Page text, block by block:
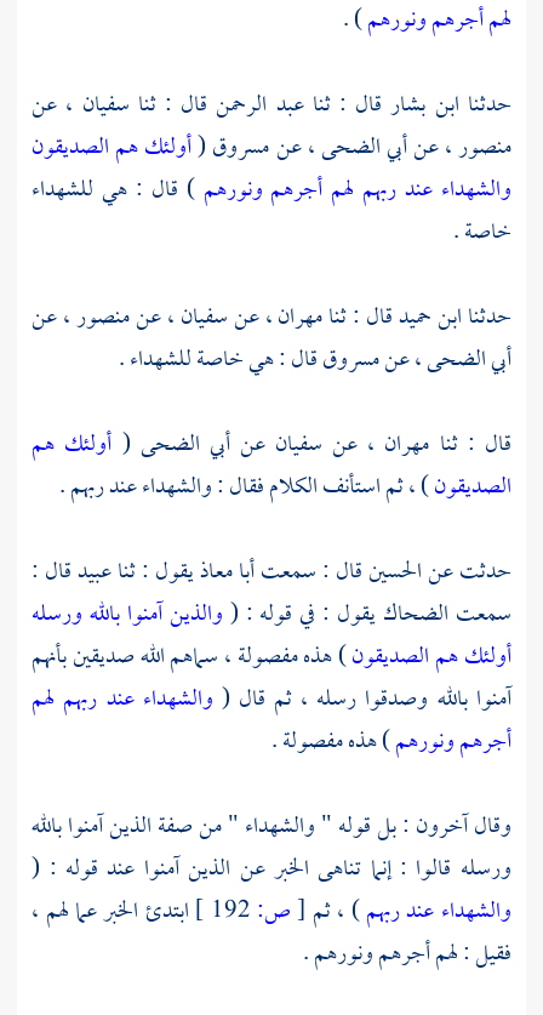
لهم أجرهم ونورهم) .
حدثنا ابن بشار قال : ثناعبد الرحمن قال : ثنا سفيان ، عن
منصور، عنأبي الضحى، عنمسروق(أولئك هم الصديقون
والشهداء عند ربهم لهم أجرهم ونورهم) قال : هي للشهداء
خاصة .
حدثناابن حميدقال : ثنامهران، عنسفيان، عنمنصور، عن
أبي الضحى، عنمسروققال : هي خاصة للشهداء .
قال : ثنا مهران ، عن سفيانعنأبي الضحى ( أولئك هم
الصديقون) ، ثم استأنف الكلام فقال : والشهداء عند ربهم .
حدثت عنالحسينقال : سمعتأبا معاذيقول : ثناعبيدقال :
سمعت الضحاكيقول : في قوله : (والذين آمنوا بالله ورسله
أولئك هم الصديقون) هذه مفصولة ، سماهم الله صديقين بأنهم
آمنوا بالله وصدقوا رسله ، ثم قال ( والشهداء عند ربهم لهم
أجرهم ونورهم) هذه مفصولة .
وقال آخرون : بل قوله " والشهداء " من صفة الذين آمنوا بالله
ورسله قالوا : إنما تناهى الخبر عن الذين آمنوا عند قوله : (
والشهداء عند ربهم) ، ثم [ص:
ابتدئ الخبر عما لهم ،
فقيل : لهم أجرهم ونورهم .